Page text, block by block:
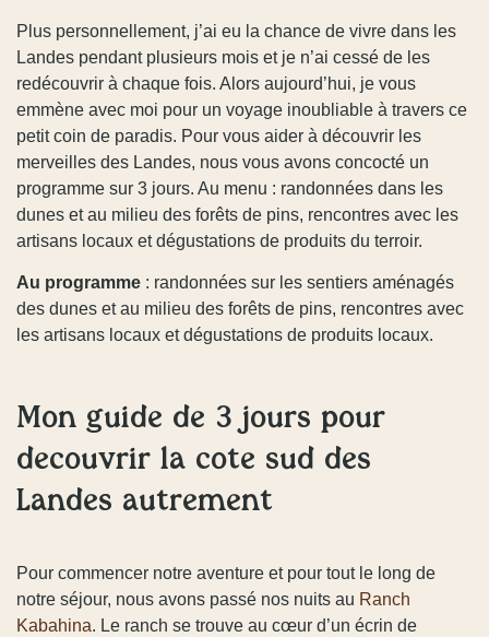
Plus personnellement, j’ai eu la chance de vivre dans les
Landes pendant plusieurs mois et je n’ai cessé de les
redécouvrir à chaque fois. Alors aujourd’hui, je vous
emmène avec moi pour un voyage inoubliable à travers ce
petit coin de paradis. Pour vous aider à découvrir les
merveilles des Landes, nous vous avons concocté un
programme sur 3 jours. Au menu : randonnées dans les
dunes et au milieu des forêts de pins, rencontres avec les
artisans locaux et dégustations de produits du terroir.
Au programme : randonnées sur les sentiers aménagés
des dunes et au milieu des forêts de pins, rencontres avec
les artisans locaux et dégustations de produits locaux.
Mon guide de 3 jours pour
découvrir la côte sud des
Landes autrement
Pour commencer notre aventure et pour tout le long de
notre séjour, nous avons passé nos nuits au Ranch
Kabahina. Le ranch se trouve au cœur d’un écrin de